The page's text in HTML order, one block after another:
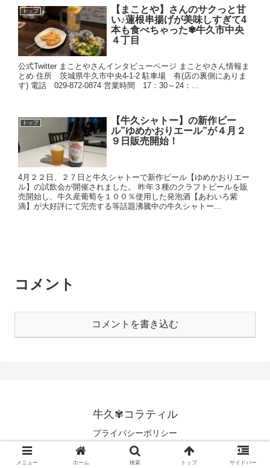
トップ
【まことや】さんのサクっと甘
い♪蓮根串揚げが美味しすぎて4
本も食べちゃった✾牛久市中央
４丁目
公式Twitter まことやさんインタビューページ まことやさん情報ま
とめ 住所 茨城県牛久市中央4-1-2 駐車場 有(店の裏側にありま
す) 電話 029-872-0874 営業時間 17：30～24：...
トップ
【牛久シャトー】の新作ビー
ル”ゆめかおりエール”が４月２
９日販売開始！
4月２２日、２７日と牛久シャトーで新作ビール【ゆめかおりエー
ル】の試飲会が開催されました。 昨年３種のクラフトビールを販
売開始し、牛久産葡萄を１００％使用した発泡酒【あわいろ紫
滴】が大好評にて完売する等話題沸騰中の牛久シャトー...
コメント
コメントを書き込む
牛久✾コラティル
プライバシーポリシー
© 2020 牛久✾コラティル.
メニュー ホーム 検索 トップ サイドバー